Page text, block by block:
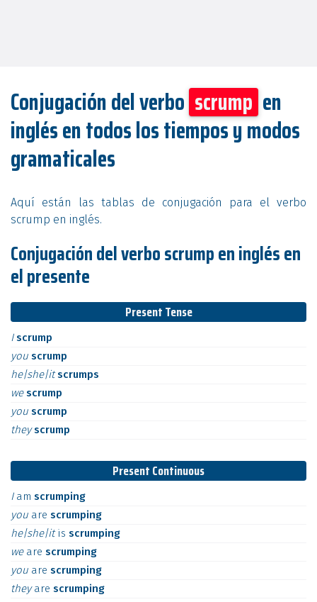
Conjugación del verbo scrump en
inglés en todos los tiempos y modos
gramaticales
Aquí están las tablas de conjugación para el verbo
scrump en inglés.
Conjugación del verbo scrump en inglés en
el presente
Present Tense
Iscrump
you scrump
he|she|itscrumps
wescrump
you scrump
theyscrump
Present Continuous
I am scrumping
you are scrumping
he|she|itis scrumping
we are scrumping
you are scrumping
theyare scrumping